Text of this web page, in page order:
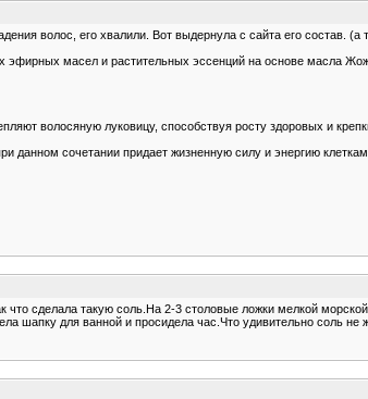
волос, его хвалили. Вот выдернула с сайта его состав. (а
эфирных масел и растительных эссенций на основе масла
волосяную луковицу, способствуя росту здоровых и
данном сочетании придает жизненную силу и энергию
что сделала такую соль.На 2-3 столовые ложки мелкой
шапку для ванной и просидела час.Что удивительно соль